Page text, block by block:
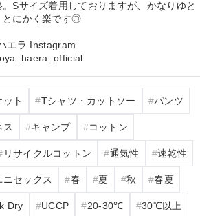
Sサイズ着用しておりますが、かなりゆと
とにかく楽です◎
エラ Instagram
ット Tシャツ・カットソー パンツ
ス キャンプ コットン
リサイクルコットン 通気性 速乾性
ニセックス 春 夏 秋 春夏
Dry UCCP 20‐30℃ 30℃以上